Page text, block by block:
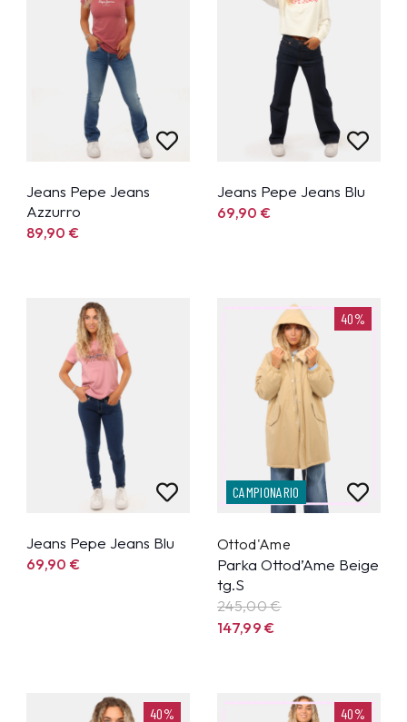
Jeans Pepe Jeans
Azzurro
89,90€
Jeans Pepe Jeans Blu
69,90€
Jeans Pepe Jeans Blu
69,90€
40%
CAMPIONARIO
Ottod'Ame
Parka Ottod’Ame Beige
tg.S
245,00 €
147,99€
40% 40%